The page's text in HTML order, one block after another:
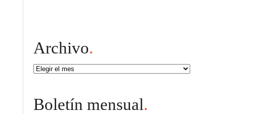
Archivo.
Archivo
Boletín mensual.